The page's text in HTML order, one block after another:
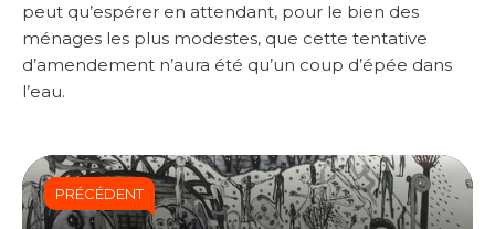
peut qu’espérer en attendant, pour le bien des
ménages les plus modestes, que cette tentative
d’amendement n’aura été qu’un coup d’épée dans
l’eau.
PRÉCÉDENT